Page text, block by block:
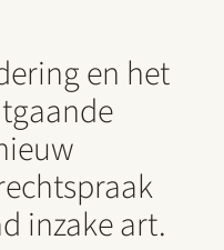
en het
inzake art.